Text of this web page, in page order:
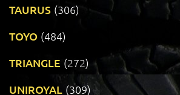
TAURUS (306)
TOYO (484)
TRIANGLE (272)
UNIROYAL (309)